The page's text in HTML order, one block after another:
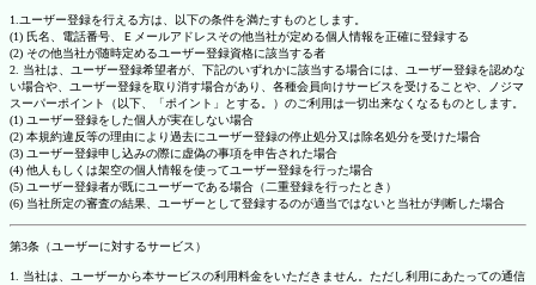
1.ユーザー登録を行える方は、以下の条件を満たすものとします。
(1) 氏名、電話番号、Ｅメールアドレスその他当社が定める個人情報を正確に登録する
(2) その他当社が随時定めるユーザー登録資格に該当する者
2. 当社は、ユーザー登録希望者が、下記のいずれかに該当する場合には、ユーザー登録を認めな
い場合や、ユーザー登録を取り消す場合があり、各種会員向けサービスを受けることや、ノジマ
スーパーポイント（以下、「ポイント」とする。）のご利用は一切出来なくなるものとします。
(1) ユーザー登録をした個人が実在しない場合
(2) 本規約違反等の理由により過去にユーザー登録の停止処分又は除名処分を受けた場合
(3) ユーザー登録申し込みの際に虚偽の事項を申告された場合
(4) 他人もしくは架空の個人情報を使ってユーザー登録を行った場合
(5) ユーザー登録者が既にユーザーである場合（二重登録を行ったとき）
(6) 当社所定の審査の結果、ユーザーとして登録するのが適当ではないと当社が判断した場合
第3条（ユーザーに対するサービス）
1. 当社は、ユーザーから本サービスの利用料金をいただきません。ただし利用にあたっての通信